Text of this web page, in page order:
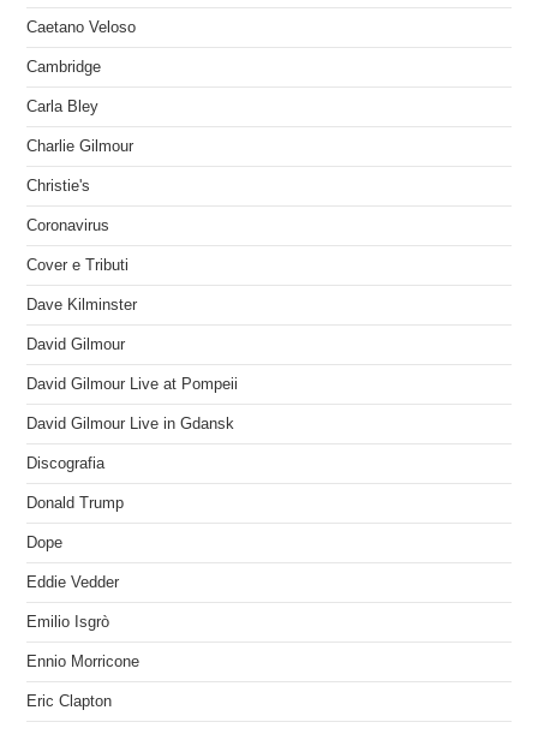
Caetano Veloso
Cambridge
Carla Bley
Charlie Gilmour
Christie's
Coronavirus
Cover e Tributi
Dave Kilminster
David Gilmour
David Gilmour Live at Pompeii
David Gilmour Live in Gdansk
Discografia
Donald Trump
Dope
Eddie Vedder
Emilio Isgrò
Ennio Morricone
Eric Clapton